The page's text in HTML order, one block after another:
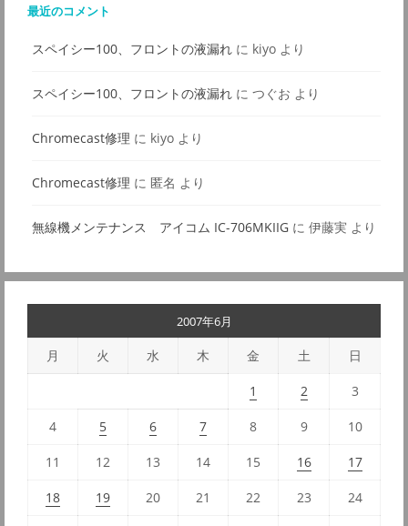
最近のコメント
スペイシー100、フロントの液漏れ に kiyo より
スペイシー100、フロントの液漏れ に つぐお より
Chromecast修理 に kiyo より
Chromecast修理 に 匿名 より
無線機メンテナンス アイコム IC-706MKIIG に 伊藤実 より
2007年6月
月 火 水 木 金 土 日
1 2 3
4 5 6 7 8 9 10
11 12 13 14 15 16 17
18 19 20 21 22 23 24